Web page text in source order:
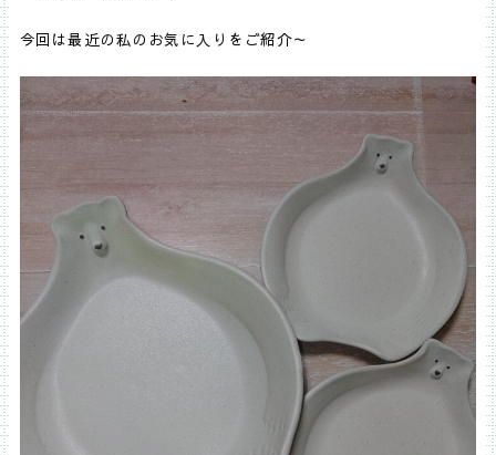
今回は最近の私のお気に入りをご紹介～